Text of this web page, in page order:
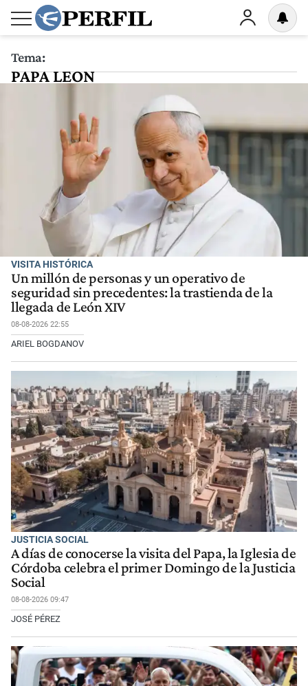
Tema:
PAPA LEON
VISITA HISTÓRICA
Un millón de personas y un operativo de
seguridad sin precedentes: la trastienda de la
llegada de León XIV
08-08-2026 22:55
ARIEL BOGDANOV
JUSTICIA SOCIAL
A días de conocerse la visita del Papa, la Iglesia de
Córdoba celebra el primer Domingo de la Justicia
Social
08-08-2026 09:47
JOSÉ PÉREZ